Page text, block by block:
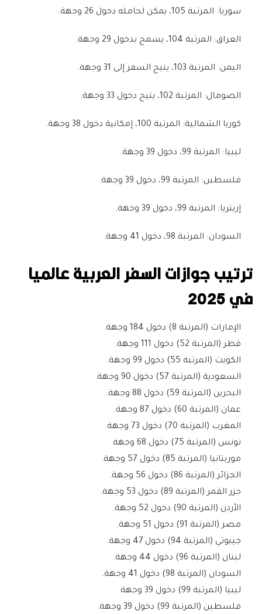
سوريا: المرتبة 105، يمكن لحامله دخول 26 وجهة.
العراق: المرتبة 104، يسمح بدخول 29 وجهة.
اليمن: المرتبة 103، يتيح السفر إلى 31 وجهة.
الصومال: المرتبة 102، يتيح دخول 33 وجهة.
كوريا الشمالية: المرتبة 100، إمكانية دخول 38 وجهة.
ليبيا: المرتبة 99، دخول 39 وجهة.
فلسطين: المرتبة 99، دخول 39 وجهة.
إريتريا: المرتبة 99، دخول 39 وجهة.
السودان: المرتبة 98، دخول 41 وجهة.
ترتيب جوازات السفر العربية عالميا
في 2025
الإمارات (المرتبة 8) دخول 184 وجهة.
قطر (المرتبة 52) دخول 111 وجهة.
الكويت (المرتبة 55) دخول 99 وجهة.
السعودية (المرتبة 57) دخول 90 وجهة.
البحرين (المرتبة 59) دخول 88 وجهة.
عمان (المرتبة 60) دخول 87 وجهة.
المغرب (المرتبة 70) دخول 73 وجهة.
تونس (المرتبة 75) دخول 68 وجهة.
موريتانيا (المرتبة 85) دخول 57 وجهة.
الجزائر (المرتبة 86) دخول 56 وجهة.
جزر القمر (المرتبة 89) دخول 53 وجهة.
الأردن (المرتبة 90) دخول 52 وجهة.
مصر (المرتبة 91) دخول 51 وجهة.
جيبوتي (المرتبة 94) دخول 47 وجهة.
لبنان (المرتبة 96) دخول 44 وجهة.
السودان (المرتبة 98) دخول 41 وجهة.
ليبيا (المرتبة 99) دخول 39 وجهة.
فلسطين (المرتبة 99) دخول 39 وجهة.